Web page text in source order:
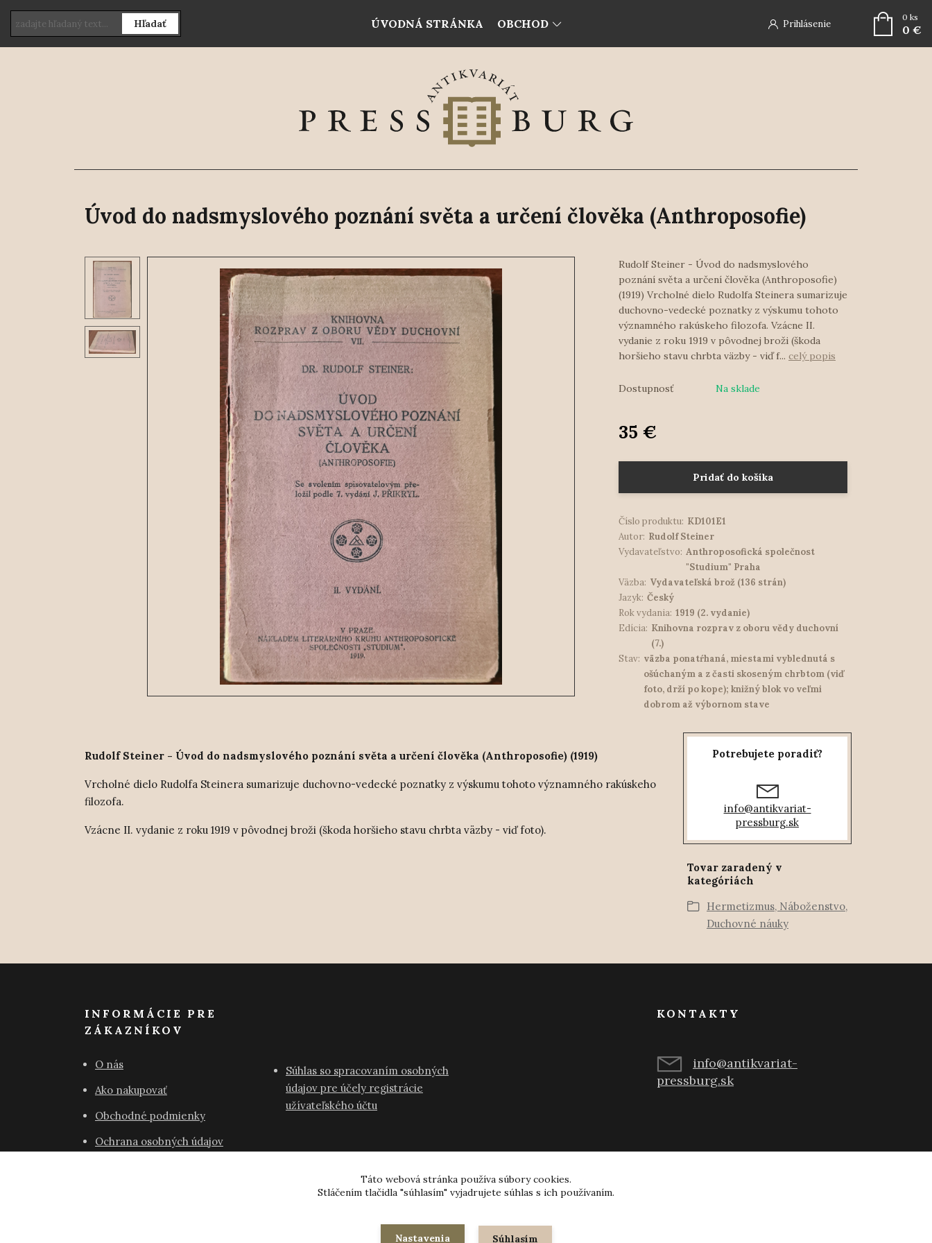
ÚVODNÁ STRÁNKA OBCHOD Prihlásenie
Hľadať
0 ks
0 €
Úvod do nadsmyslového poznání světa a určení člověka (Anthroposofie)
Rudolf Steiner - Úvod do nadsmyslového
poznání světa a určení člověka (Anthroposofie)
(1919) Vrcholné dielo Rudolfa Steinera sumarizuje
duchovno-vedecké poznatky z výskumu tohoto
významného rakúskeho filozofa. Vzácne II.
vydanie z roku 1919 v pôvodnej broži (škoda
horšieho stavu chrbta väzby - viď f... celý popis
Dostupnosť Na sklade
35 €
Pridať do košíka
Číslo produktu: KD101E1
Autor: Rudolf Steiner
Vydavateľstvo: Anthroposofická společnost
"Studium" Praha
Väzba: Vydavateľská brož (136 strán)
Jazyk: Český
Rok vydania: 1919 (2. vydanie)
Edícia: Knihovna rozprav z oboru vědy duchovní
(7.)
Stav: väzba ponatŕhaná, miestami vyblednutá s
ošúchaným a z časti skoseným chrbtom (viď
foto, drží po kope); knižný blok vo veľmi
dobrom až výbornom stave
Rudolf Steiner - Úvod do nadsmyslového poznání světa a určení člověka (Anthroposofie) (1919)
Vrcholné dielo Rudolfa Steinera sumarizuje duchovno-vedecké poznatky z výskumu tohoto významného rakúskeho
filozofa.
Vzácne II. vydanie z roku 1919 v pôvodnej broži (škoda horšieho stavu chrbta väzby - viď foto).
Potrebujete poradiť?
info@antikvariat-
pressburg.sk
Tovar zaradený v
kategóriách
Hermetizmus, Náboženstvo,
Duchovné náuky
INFORMÁCIE PRE
ZÁKAZNÍKOV
O nás
Ako nakupovať
Obchodné podmienky
Ochrana osobných údajov
Súhlas so spracovaním osobných
údajov pre účely registrácie
užívateľského účtu
KONTAKTY
info@antikvariat-
pressburg.sk
© 2024-2026 všetky práva vyhradené
Táto webová stránka používa súbory cookies.
Stláčením tlačidla "súhlasím" vyjadrujete súhlas s ich používaním.
Nastavenia Súhlasím